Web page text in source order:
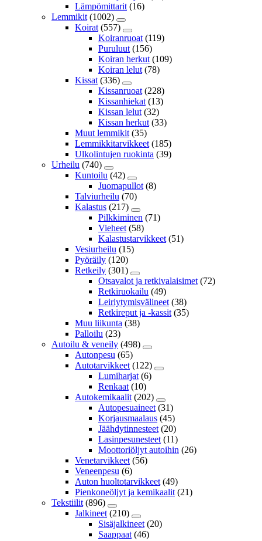
Lämpömittarit (16)
Lemmikit (1002)
Koirat (557)
Koiranruoat (119)
Puruluut (156)
Koiran herkut (109)
Koiran lelut (78)
Kissat (336)
Kissanruoat (228)
Kissanhiekat (13)
Kissan lelut (32)
Kissan herkut (33)
Muut lemmikit (35)
Lemmikkitarvikkeet (185)
Ulkolintujen ruokinta (39)
Urheilu (740)
Kuntoilu (42)
Juomapullot (8)
Talviurheilu (70)
Kalastus (217)
Pilkkiminen (71)
Vieheet (58)
Kalastustarvikkeet (51)
Vesiurheilu (15)
Pyöräily (120)
Retkeily (301)
Otsavalot ja retkivalaisimet (72)
Retkiruokailu (49)
Leiriytymisvälineet (38)
Retkireput ja -kassit (35)
Muu liikunta (38)
Palloilu (23)
Autoilu & veneily (498)
Autonpesu (65)
Autotarvikkeet (122)
Lumiharjat (6)
Renkaat (10)
Autokemikaalit (202)
Autopesuaineet (31)
Korjausmaalaus (45)
Jäähdytinnesteet (20)
Lasinpesunesteet (11)
Moottoriöljyt autoihin (26)
Venetarvikkeet (56)
Veneenpesu (6)
Auton huoltotarvikkeet (49)
Pienkoneöljyt ja kemikaalit (21)
Tekstiilit (896)
Jalkineet (210)
Sisäjalkineet (20)
Saappaat (46)